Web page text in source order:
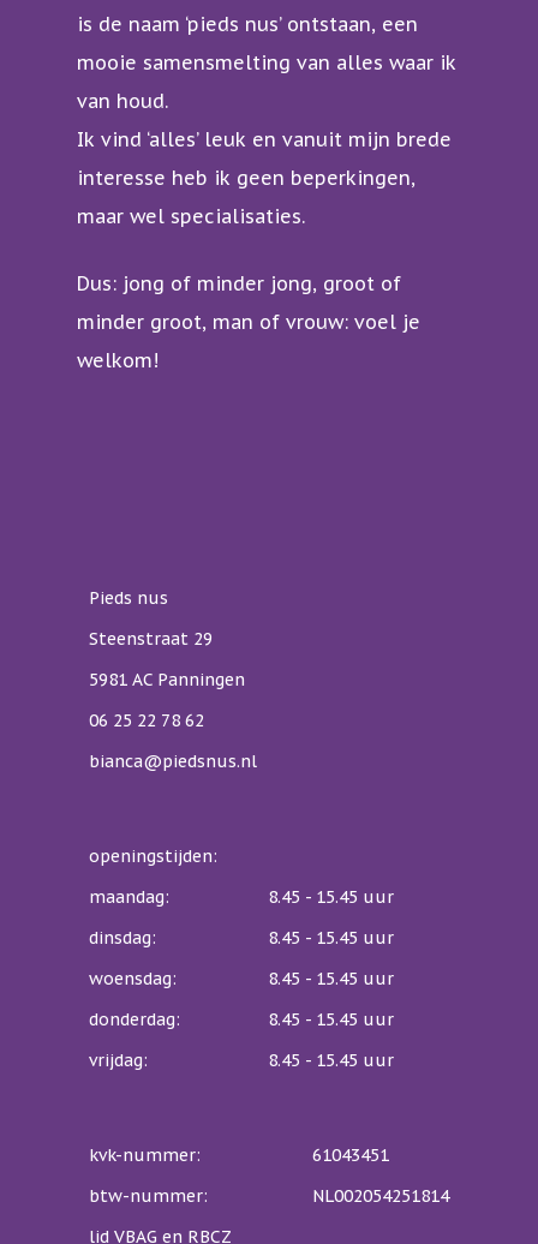
is de naam ‘pieds nus’ ontstaan, een
mooie samensmelting van alles waar ik
van houd.
Ik vind ‘alles’ leuk en vanuit mijn brede
interesse heb ik geen beperkingen,
maar wel specialisaties.
Dus: jong of minder jong, groot of
minder groot, man of vrouw: voel je
welkom!
Pieds nus
Steenstraat 29
5981 AC Panningen
06 25 22 78 62
bianca@piedsnus.nl
openingstijden:
maandag:
8.45 - 15.45 uur
dinsdag:
8.45 - 15.45 uur
woensdag:
8.45 - 15.45 uur
donderdag:
8.45 - 15.45 uur
vrijdag:
8.45 - 15.45 uur
kvk-nummer:
61043451
btw-nummer:
NL002054251814
lid VBAG en RBCZ